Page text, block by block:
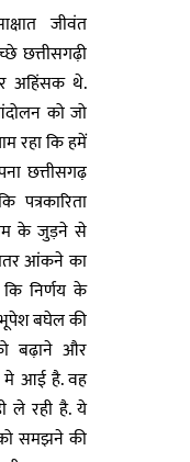
जीवंत
छत्तीसगढ़ी
अहिंसक थे.
को जो
रहा कि हमें
छत्तीसगढ़
के जुड़ने से
आंकने का
निर्णय के
बघेल की
बढ़ाने और
मे आई है. वह
ले रही है. ये
को समझने की